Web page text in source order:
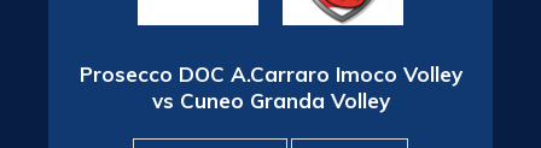
Prosecco DOC A.Carraro Imoco Volley
vs Cuneo Granda Volley